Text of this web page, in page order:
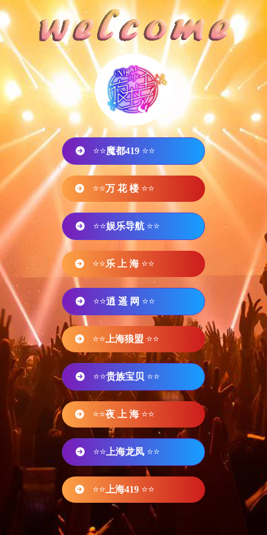
⭐⭐魔都419 ⭐⭐
⭐⭐万 花 楼 ⭐⭐
⭐⭐娱乐导航 ⭐⭐
⭐⭐乐 上 海 ⭐⭐
⭐⭐逍 遥 网 ⭐⭐
⭐⭐ 上海狼盟 ⭐⭐
⭐⭐贵族宝贝 ⭐⭐
⭐⭐夜 上 海 ⭐⭐
⭐⭐ 上海龙凤 ⭐⭐
⭐⭐ 上海419 ⭐⭐